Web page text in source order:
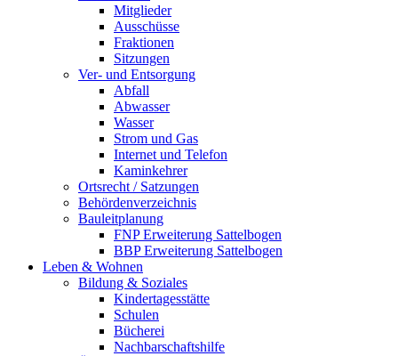
Mitglieder
Ausschüsse
Fraktionen
Sitzungen
Ver- und Entsorgung
Abfall
Abwasser
Wasser
Strom und Gas
Internet und Telefon
Kaminkehrer
Ortsrecht / Satzungen
Behördenverzeichnis
Bauleitplanung
FNP Erweiterung Sattelbogen
BBP Erweiterung Sattelbogen
Leben & Wohnen
Bildung & Soziales
Kindertagesstätte
Schulen
Bücherei
Nachbarschaftshilfe